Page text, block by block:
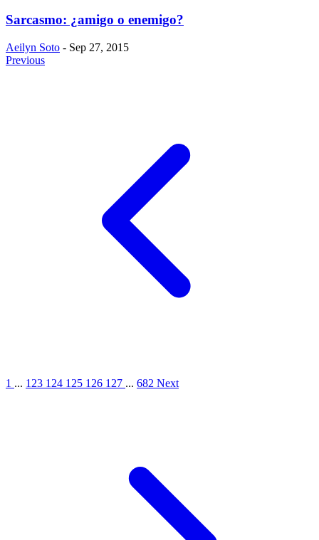
Sarcasmo: ¿amigo o enemigo?
Aeilyn Soto - Sep 27, 2015
Previous
1 ... 123 124 125 126 127 ... 682 Next